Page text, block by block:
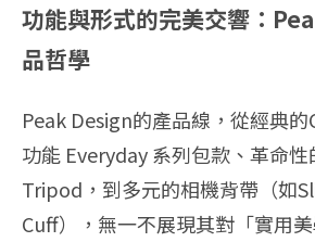
功能與形式的完美交響：
品哲學
Peak Design的產品線，從經典
功能 Everyday 系列包款、革命
Tripod，到多元的相機背帶（如
Cuff），無一不展現其對「實用